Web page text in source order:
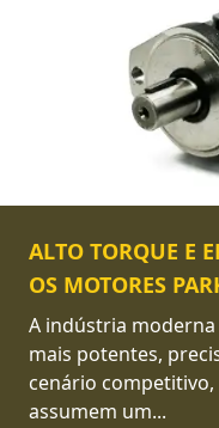
ALTO TORQUE E
OS MOTORES
A indústria moderna
mais potentes,
cenário
assumem um...